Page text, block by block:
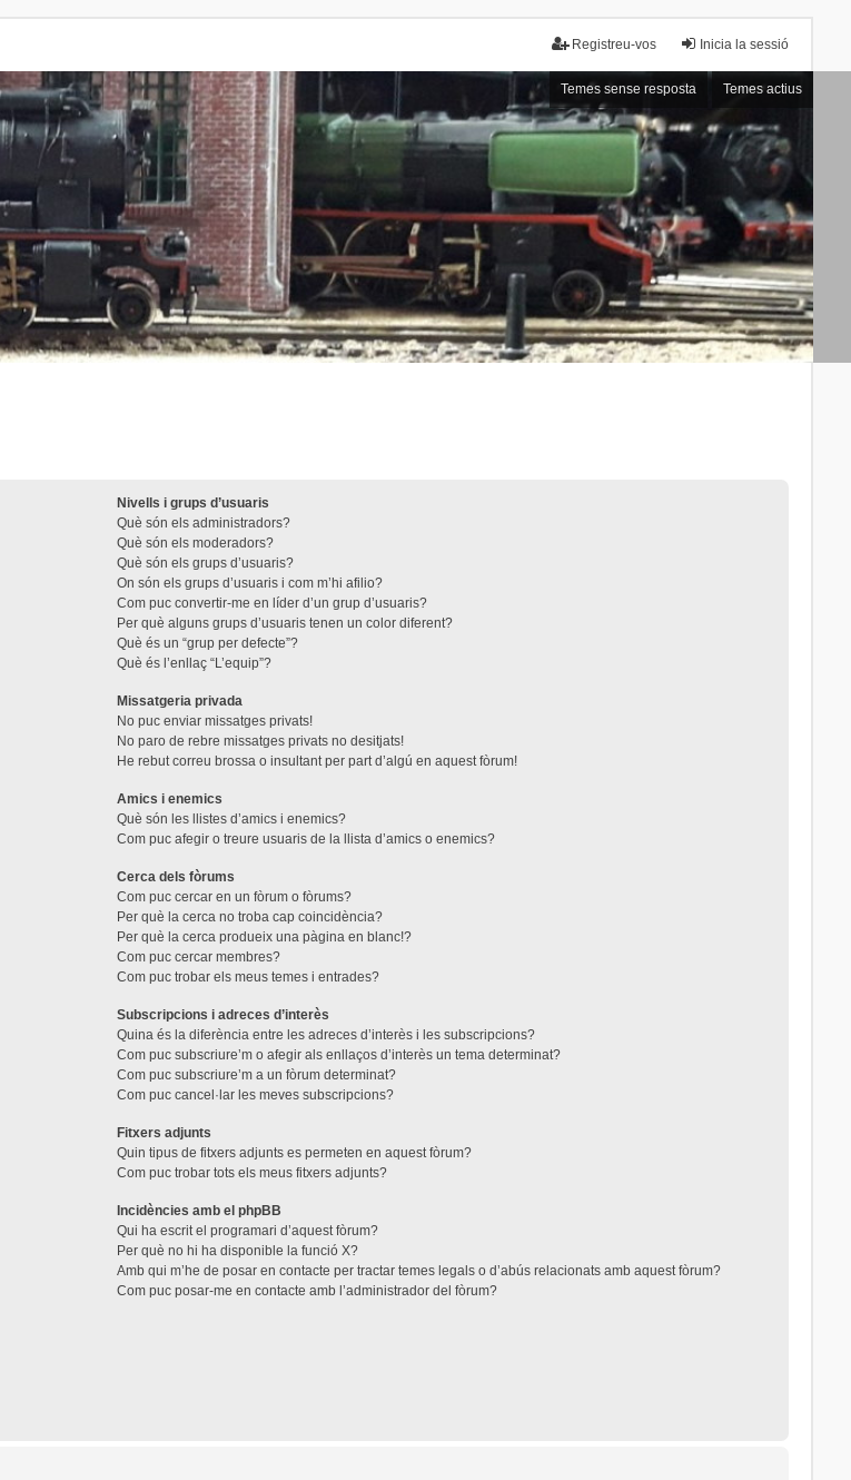
Inicia la sessió
Registreu-vos
Temes sense resposta Temes actius
Nivells i grups d’usuaris
Què són els administradors?
Què són els moderadors?
Què són els grups d’usuaris?
On són els grups d’usuaris i com m’hi afilio?
Com puc convertir-me en líder d’un grup d’usuaris?
Per què alguns grups d’usuaris tenen un color diferent?
Què és un “grup per defecte”?
Què és l’enllaç “L’equip”?
Missatgeria privada
No puc enviar missatges privats!
No paro de rebre missatges privats no desitjats!
He rebut correu brossa o insultant per part d’algú en aquest fòrum!
Amics i enemics
Què són les llistes d’amics i enemics?
Com puc afegir o treure usuaris de la llista d’amics o enemics?
Cerca dels fòrums
Com puc cercar en un fòrum o fòrums?
Per què la cerca no troba cap coincidència?
Per què la cerca produeix una pàgina en blanc!?
Com puc cercar membres?
Com puc trobar els meus temes i entrades?
Subscripcions i adreces d’interès
Quina és la diferència entre les adreces d’interès i les subscripcions?
Com puc subscriure’m o afegir als enllaços d’interès un tema determinat?
Com puc subscriure’m a un fòrum determinat?
Com puc cancel·lar les meves subscripcions?
Fitxers adjunts
Quin tipus de fitxers adjunts es permeten en aquest fòrum?
Com puc trobar tots els meus fitxers adjunts?
Incidències amb el phpBB
Qui ha escrit el programari d’aquest fòrum?
Per què no hi ha disponible la funció X?
Amb qui m’he de posar en contacte per tractar temes legals o d’abús relacionats amb aquest fòrum?
Com puc posar-me en contacte amb l’administrador del fòrum?